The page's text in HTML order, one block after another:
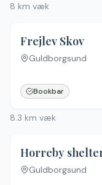
8 km væk
Frejlev Skov
Guldborgsund
Bookbar
8.3 km væk
Horreby
Guldborgsund